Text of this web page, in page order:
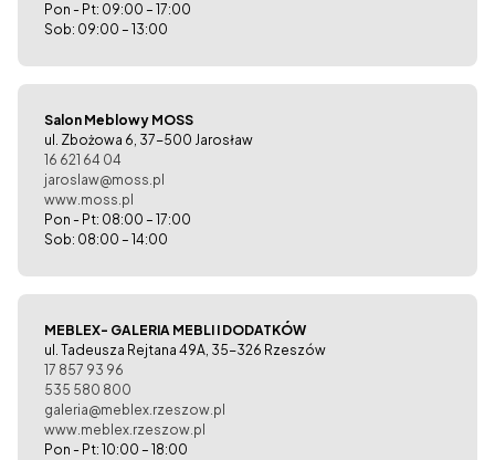
Pon - Pt: 09:00 – 17:00
Sob: 09:00 – 13:00
Salon Meblowy MOSS
ul. Zbożowa 6, 37-500 Jarosław
16 621 64 04
jaroslaw@moss.pl
www.moss.pl
Pon - Pt: 08:00 – 17:00
Sob: 08:00 – 14:00
MEBLEX- GALERIA MEBLI I DODATKÓW
ul. Tadeusza Rejtana 49A, 35-326 Rzeszów
17 857 93 96
535 580 800
galeria@meblex.rzeszow.pl
www.meblex.rzeszow.pl
Pon - Pt: 10:00 – 18:00